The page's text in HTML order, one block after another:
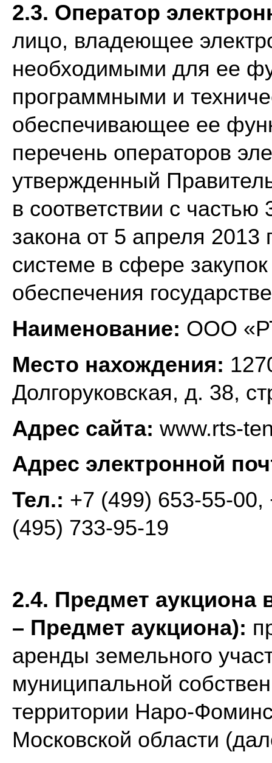
2.3. Оператор
лицо, владеющее
необходимыми для ее
программными и
обеспечивающее ее
перечень операторов
утвержденный
в соответствии с
закона от 5 апреля
системе в сфере
обеспечения
Наименование: ООО
Место нахождения:
Долгоруковская, д. 38,
Адрес сайта: www.rts-
Адрес электронной
Тел.: +7 (499) 653-55-
(495) 733-95-19
2.4. Предмет аукциона
– Предмет аукциона):
аренды земельного
муниципальной
территории Наро-
Московской области